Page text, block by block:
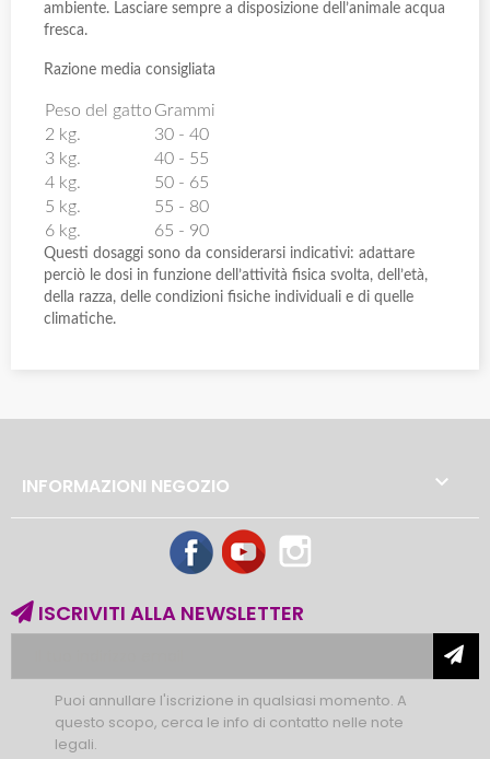
ambiente. Lasciare sempre a disposizione dell’animale acqua
fresca.
Razione media consigliata
Peso del gatto Grammi
2 kg.
30 - 40
3 kg.
40 - 55
4 kg.
50 - 65
5 kg.
55 - 80
6 kg.
65 - 90
Questi dosaggi sono da considerarsi indicativi: adattare
perciò le dosi in funzione dell’attività fisica svolta, dell’età,
della razza, delle condizioni fisiche individuali e di quelle
climatiche.
INFORMAZIONI NEGOZIO 
FacebookYouTube
ISCRIVITI ALLA NEWSLETTER
Puoi annullare l'iscrizione in qualsiasi momento. A
questo scopo, cerca le info di contatto nelle note
legali.